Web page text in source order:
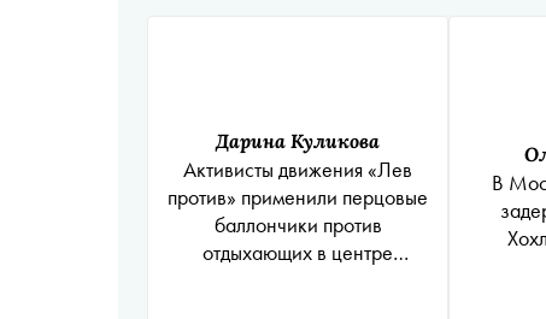
Дарина Куликова
Активисты движения «Лев
против» применили перцовые
баллончики против
отдыхающих в центре
В